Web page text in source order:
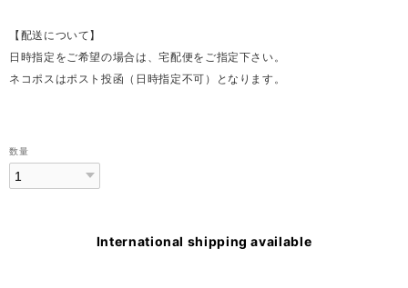
【配送について】
日時指定をご希望の場合は、宅配便をご指定下さい。
ネコポスはポスト投函（日時指定不可）となります。
数量
International shipping available